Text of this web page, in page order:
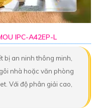
IPC-A42EP-L
bị an ninh thông minh,
nhà hoặc văn phòng
Với độ phân giải cao,